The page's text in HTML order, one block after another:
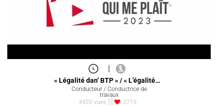
|
« Légalité dan’ BTP » / « L’égalité…
Conducteur / Conductrice de
travaux
4420 vues
2719